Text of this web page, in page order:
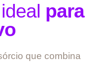
para
que combina